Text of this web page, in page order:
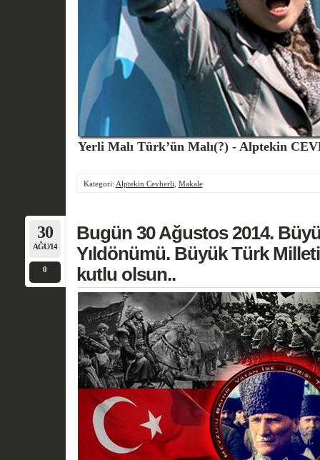
Yerli Malı Türk’ün Malı(?) - Alptekin
Kategori: Alptekin Cevherli Makale
30
AĞU/14
0
Bugün 30 Ağustos 2014.
Yıldönümü. Büyük Türk
kutlu olsun..